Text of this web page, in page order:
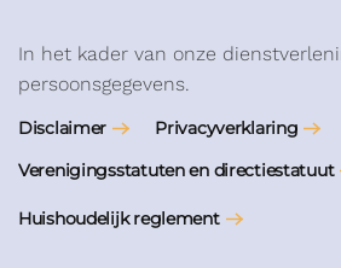
In het kader van onze
persoonsgegevens.
Disclaimer Privacyverklaring
Verenigingsstatuten en directiestatuut
Huishoudelijk reglement